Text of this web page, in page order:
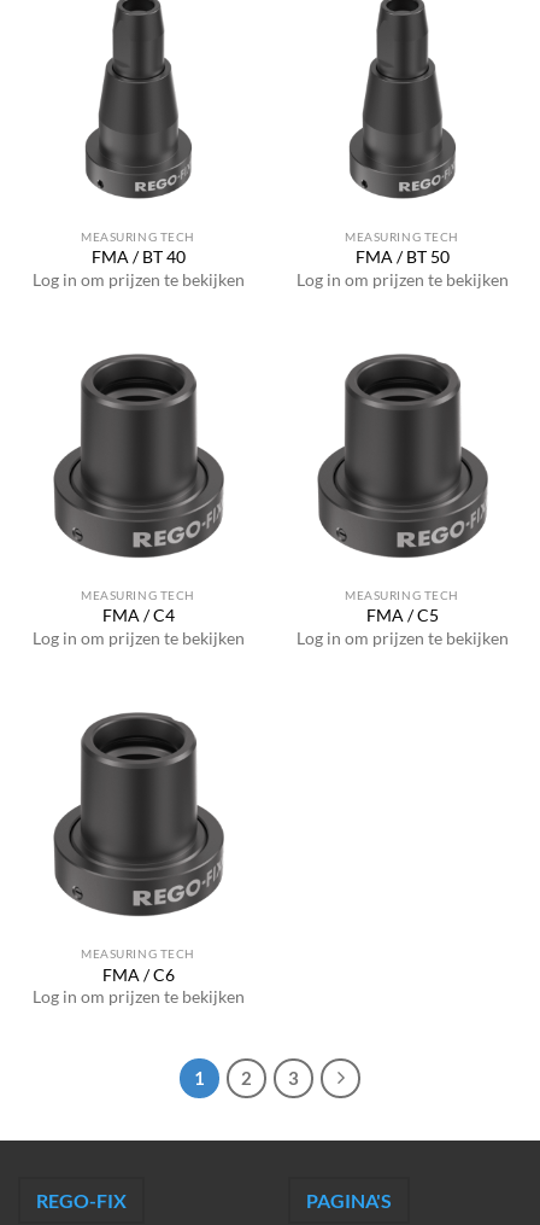
MEASURING TECH
FMA / BT 40
Log in om prijzen te bekijken
MEASURING TECH
FMA / BT 50
Log in om prijzen te bekijken
MEASURING TECH
FMA / C4
Log in om prijzen te bekijken
MEASURING TECH
FMA / C5
Log in om prijzen te bekijken
MEASURING TECH
FMA / C6
Log in om prijzen te bekijken
1 2 3
REGO-FIX PAGINA'S